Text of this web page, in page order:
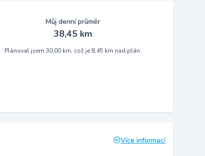
Můj denní průměr
38,45 km
Plánoval jsem 30,00 km, což je 8,45 km nad plán.
Více informací